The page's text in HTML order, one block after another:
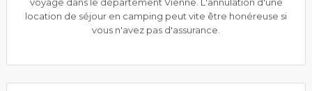
location de séjour en camping peut vite être honéreuse si
vous n'avez pas d'assurance.